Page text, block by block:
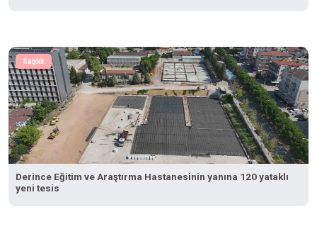
Sağlık
Derince Eğitim ve Araştırma Hastanesinin yanına 120 yataklı
yeni tesis